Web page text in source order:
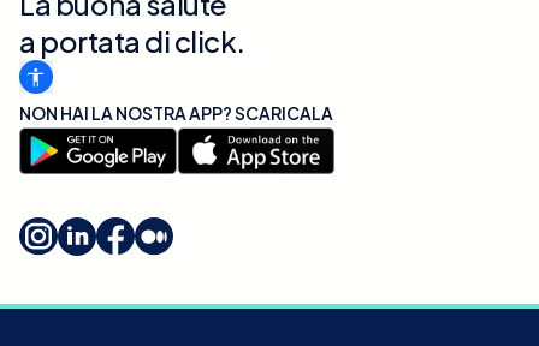
a portata di click.
NON HAI LA NOSTRA APP? SCARICALA